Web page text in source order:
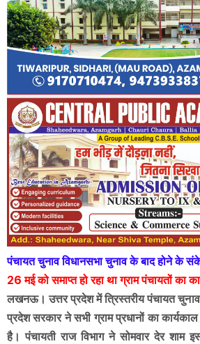
पंचायत चुनाव विधानसभा चुनाव के बाद होने के
26 मई को समाप्त हो रहा था ग्राम पंचायतों का
लखनऊ। उत्तर प्रदेश में त्रिस्तरीय पंचायत
प्रदेश सरकार ने सभी ग्राम प्रधानों का
है। पंचायती राज विभाग ने सोमवार देर